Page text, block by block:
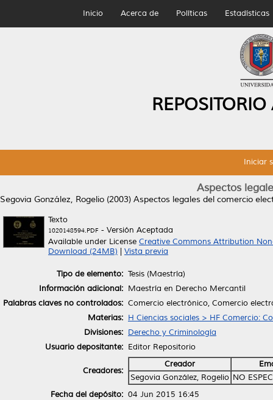
Inicio Acerca de Políticas Estadísticas
Iniciar
Aspectos
Segovia González, Rogelio (2003) Aspectos legales del comercio
Texto
1020148594.PDF - Versión Aceptada
Available under License Creative Commons Attribution
Download (24MB)
Vista previa
Tipo de elemento: Tesis (Maestría)
Información adicional: Maestría en Derecho Mercantil
Palabras claves no controlados: Comercio electrónico, Comercio
Materias: H Ciencias sociales > HF Comercio:
Divisiones: Derecho y Criminología
Usuario depositante: Editor Repositorio
Creadores:
Creador
Segovia González, Rogelio NO
Fecha del depósito: 04 Jun 2015 16:45